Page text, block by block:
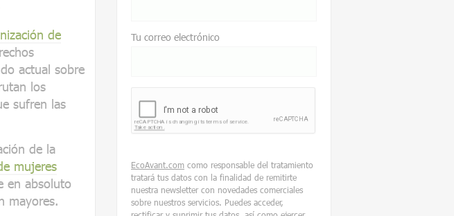
de
actual sobre
los
sufren las
de la
mujeres
en absoluto
mayores.
Tu correo electrónico
EcoAvant.com como responsable del tratamiento
tratará tus datos con la finalidad de remitirte
nuestra newsletter con novedades comerciales
sobre nuestros servicios. Puedes acceder,